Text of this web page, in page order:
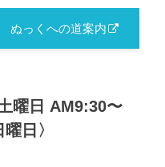
ぬっくへの道案内
曜日 AM9:30〜
日〉